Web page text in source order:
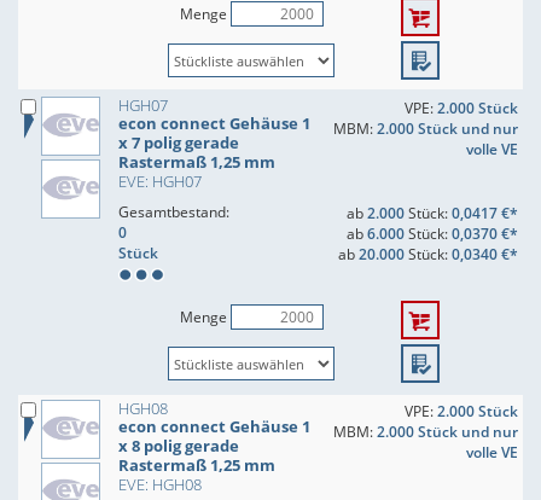
Menge
HGH07
econ connect Gehäuse 1
x 7 polig gerade
Rastermaß 1,25 mm
EVE: HGH07
VPE:2.000 Stück
MBM:2.000 Stück und nur
volle VE
Gesamtbestand:
0
Stück
ab2.000Stück:0,0417 €*
ab6.000Stück:0,0370 €*
ab20.000Stück:0,0340 €*
Menge
HGH08
econ connect Gehäuse 1
x 8 polig gerade
Rastermaß 1,25 mm
EVE: HGH08
VPE:2.000 Stück
MBM:2.000 Stück und nur
volle VE